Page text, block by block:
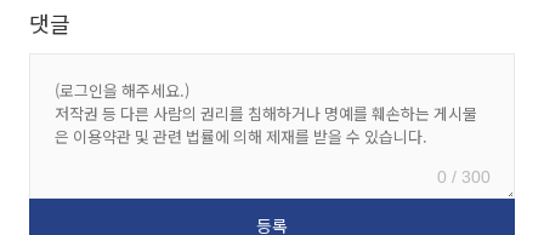
댓글
0 / 300